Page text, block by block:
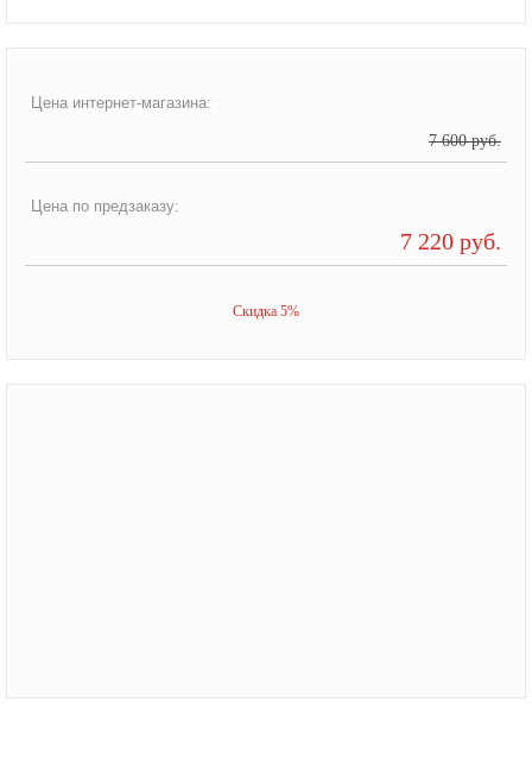
Цена интернет-магазина:
7 600 руб.
Цена по предзаказу:
7 220 руб.
Скидка 5%